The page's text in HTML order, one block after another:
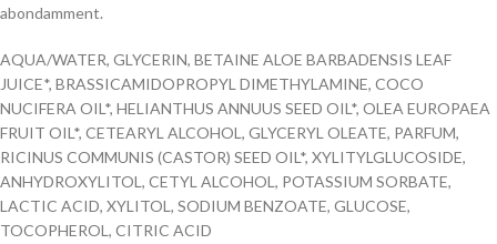
abondamment.
AQUA/WATER, GLYCERIN, BETAINE ALOE BARBADENSIS LEAF
JUICE*, BRASSICAMIDOPROPYL DIMETHYLAMINE, COCO
NUCIFERA OIL*, HELIANTHUS ANNUUS SEED OIL*, OLEA EUROPAEA
FRUIT OIL*, CETEARYL ALCOHOL, GLYCERYL OLEATE, PARFUM,
RICINUS COMMUNIS (CASTOR) SEED OIL*, XYLITYLGLUCOSIDE,
ANHYDROXYLITOL, CETYL ALCOHOL, POTASSIUM SORBATE,
LACTIC ACID, XYLITOL, SODIUM BENZOATE, GLUCOSE,
TOCOPHEROL, CITRIC ACID